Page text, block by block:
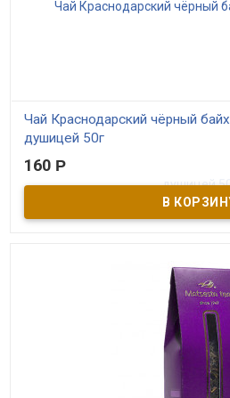
Чай Краснодарский чёрный
душицей 50г
В наличии
Чёрный краснодарский чай высшего
(бандеролька). Производитель ОАО
160 Р